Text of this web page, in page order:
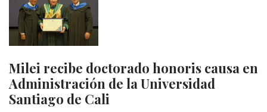
Milei recibe doctorado honoris causa en
Administración de la Universidad
Santiago de Cali